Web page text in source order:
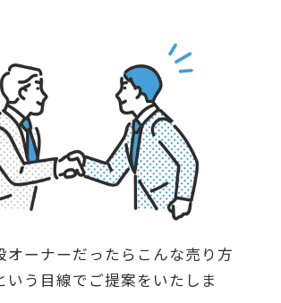
オーナーだったらこんな売り方
いう目線でご提案をいたしま